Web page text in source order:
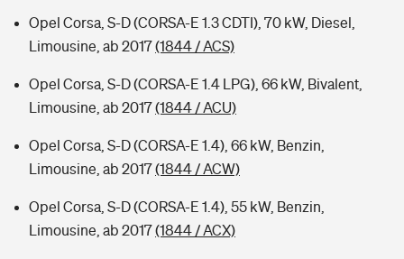
Opel Corsa, S-D (CORSA-E 1.3 CDTI), 70 kW, Diesel,
Limousine, ab 2017(1844 / ACS)
Opel Corsa, S-D (CORSA-E 1.4 LPG), 66 kW, Bivalent,
Limousine, ab 2017(1844 / ACU)
Opel Corsa, S-D (CORSA-E 1.4), 66 kW, Benzin,
Limousine, ab 2017(1844 / ACW)
Opel Corsa, S-D (CORSA-E 1.4), 55 kW, Benzin,
Limousine, ab 2017(1844 / ACX)